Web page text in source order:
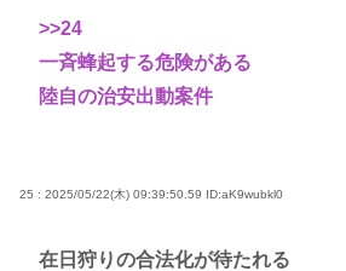
>>24
一斉蜂起する危険がある
陸自の治安出動案件
25 : 2025/05/22(木) 09:39:50.59 ID:aK9wubkl0
在日狩りの合法化が待たれる